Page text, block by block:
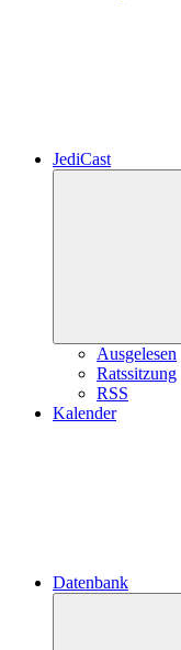
JediCast
Ausgelesen
Ratssitzung
RSS
Kalender
Datenbank